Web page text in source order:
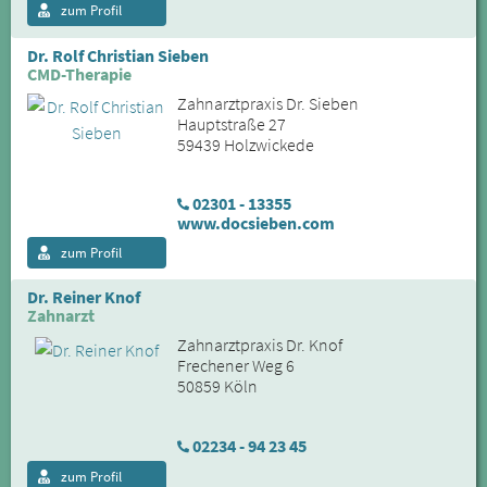
zum Profil
Dr. Rolf Christian Sieben
CMD-Therapie
Zahnarztpraxis Dr. Sieben
Hauptstraße 27
59439 Holzwickede
02301 - 13355
www.docsieben.com
zum Profil
Dr. Reiner Knof
Zahnarzt
Zahnarztpraxis Dr. Knof
Frechener Weg 6
50859 Köln
02234 - 94 23 45
zum Profil